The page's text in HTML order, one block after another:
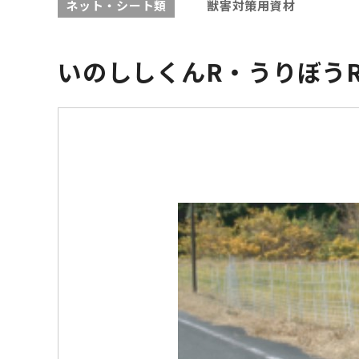
ネット・シート類 獣害対策用資材
いのししくんR・うりぼう